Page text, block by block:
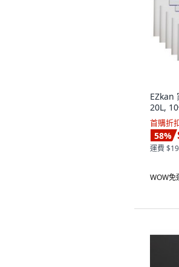
EZkan
20L,
首購折
58%
運費
WOW免